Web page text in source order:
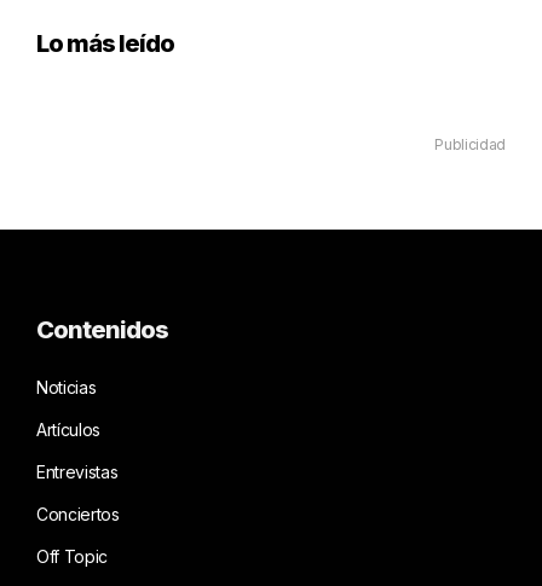
Lo más leído
Publicidad
Contenidos
Noticias
Artículos
Entrevistas
Conciertos
Off Topic